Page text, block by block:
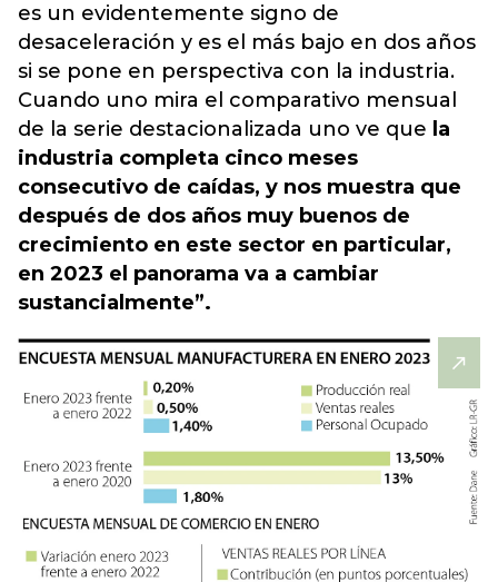
es un evidentemente signo de
desaceleración y es el más bajo en dos años
si se pone en perspectiva con la industria.
Cuando uno mira el comparativo mensual
de la serie destacionalizada uno ve que la
industria completa cinco meses
consecutivo de caídas, y nos muestra que
después de dos años muy buenos de
crecimiento en este sector en particular,
en 2023 el panorama va a cambiar
sustancialmente”.